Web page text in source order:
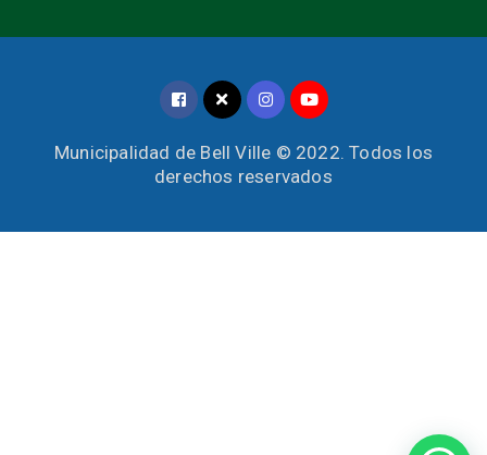
Municipalidad de Bell Ville © 2022. Todos los
derechos reservados